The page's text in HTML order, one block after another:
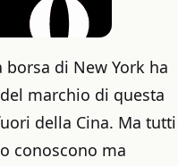
di New York ha
marchio di questa
della Cina. Ma tutti
conoscono ma